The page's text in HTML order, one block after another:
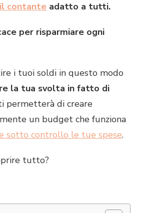
contante adatto a tutti.
per risparmiare ogni
i tuoi soldi in questo modo
la tua svolta in fatto di
permetterà di creare
un budget che funziona
sotto controllo le tue spese.
tutto?